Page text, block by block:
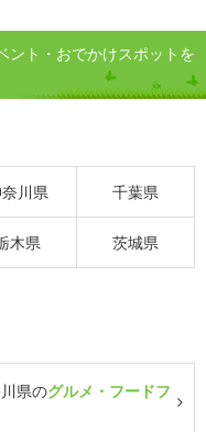
ント・おでかけスポットを
川県 千葉県
木県 茨城県
県のグルメ・フードフ